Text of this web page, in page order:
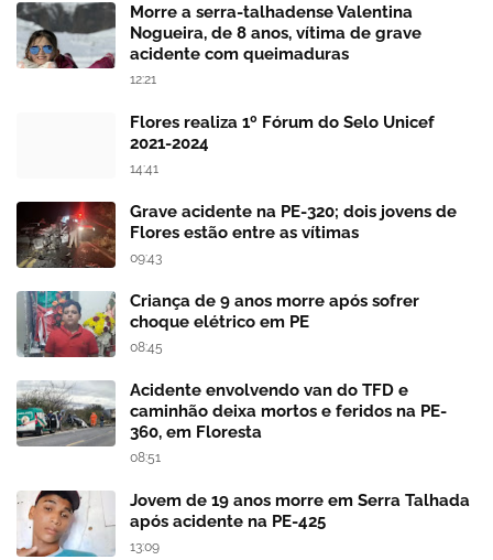
Morre a serra-talhadense Valentina
Nogueira, de 8 anos, vítima de grave
acidente com queimaduras
12:21
Flores realiza 1º Fórum do Selo Unicef
2021-2024
14:41
Grave acidente na PE-320; dois jovens de
Flores estão entre as vítimas
09:43
Criança de 9 anos morre após sofrer
choque elétrico em PE
08:45
Acidente envolvendo van do TFD e
caminhão deixa mortos e feridos na PE-
360, em Floresta
08:51
Jovem de 19 anos morre em Serra Talhada
após acidente na PE-425
13:09